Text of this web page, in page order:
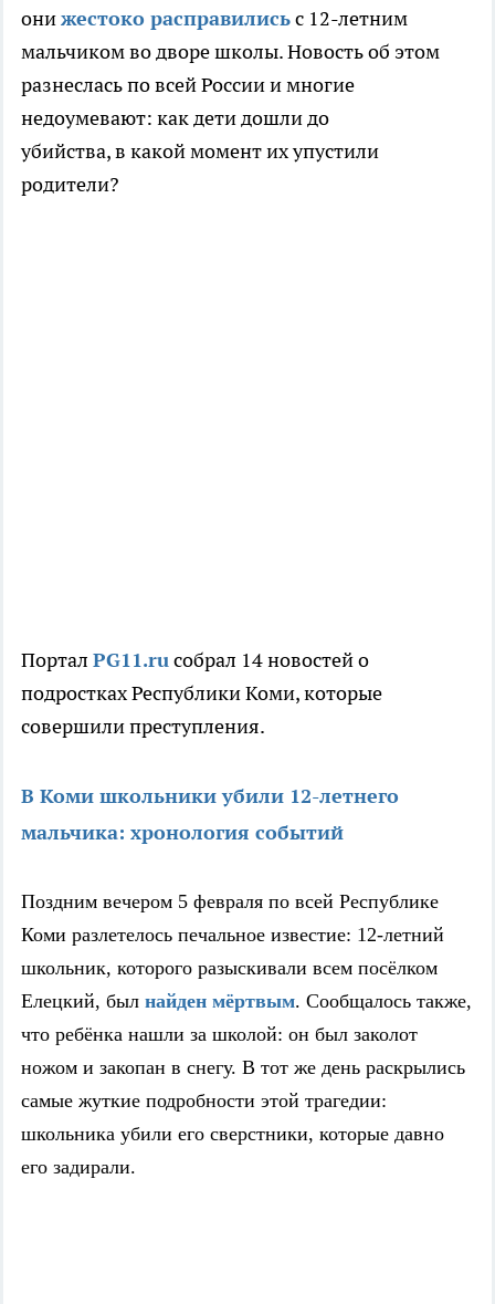
онижестоко расправилисьс 12-летним
мальчиком во дворе школы. Новость об этом
разнеслась по всей России и многие
недоумевают: как дети дошли до
убийства, в какой момент их упустили
родители?
Портал PG11.ruсобрал 14 новостей о
подростках Республики Коми, которые
совершили преступления.
В Коми школьники убили 12-летнего
мальчика: хронология событий
Поздним вечером 5 февраля по всей Республике
Коми разлетелось печальное известие: 12-летний
школьник, которого разыскивали всем посёлком
Елецкий, был найден мёртвым. Сообщалось также,
что ребёнка нашли за школой: он был заколот
ножом и закопан в снегу. В тот же день раскрылись
самые жуткие подробности этой трагедии:
школьника убили его сверстники, которые давно
его задирали.